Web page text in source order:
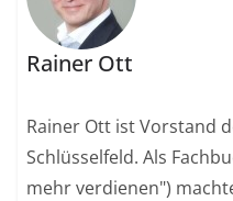
Rainer Ott
Rainer Ott ist Vorstand
Schlüsselfeld. Als
mehr verdienen")